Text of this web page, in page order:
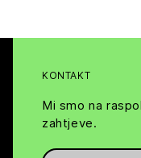
KONTAKT
Mi smo na
zahtjeve.